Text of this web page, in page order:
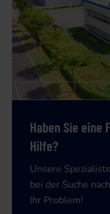
Haben Sie eine
Hilfe?
Unsere
bei der Suche
Ihr Problem!